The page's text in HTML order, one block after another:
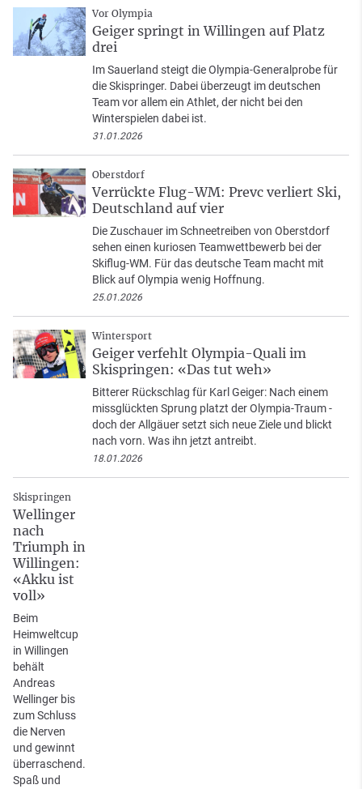
Vor Olympia
Geiger springt in Willingen auf Platz
drei
Im Sauerland steigt die Olympia-Generalprobe für
die Skispringer. Dabei überzeugt im deutschen
Team vor allem ein Athlet, der nicht bei den
Winterspielen dabei ist.
31.01.2026
Oberstdorf
Verrückte Flug-WM: Prevc verliert Ski,
Deutschland auf vier
Die Zuschauer im Schneetreiben von Oberstdorf
sehen einen kuriosen Teamwettbewerb bei der
Skiflug-WM. Für das deutsche Team macht mit
Blick auf Olympia wenig Hoffnung.
25.01.2026
Wintersport
Geiger verfehlt Olympia-Quali im
Skispringen: «Das tut weh»
Bitterer Rückschlag für Karl Geiger: Nach einem
missglückten Sprung platzt der Olympia-Traum -
doch der Allgäuer setzt sich neue Ziele und blickt
nach vorn. Was ihn jetzt antreibt.
18.01.2026
Skispringen
Wellinger
nach
Triumph in
Willingen:
«Akku ist
voll»
Beim
Heimweltcup
in Willingen
behält
Andreas
Wellinger bis
zum Schluss
die Nerven
und gewinnt
überraschend.
Spaß und